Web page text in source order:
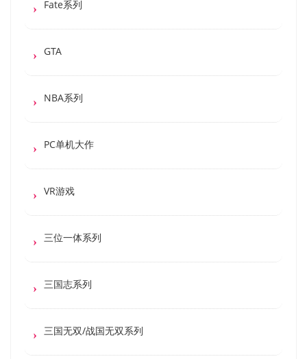
Fate系列
GTA
NBA系列
PC单机大作
VR游戏
三位一体系列
三国志系列
三国无双/战国无双系列